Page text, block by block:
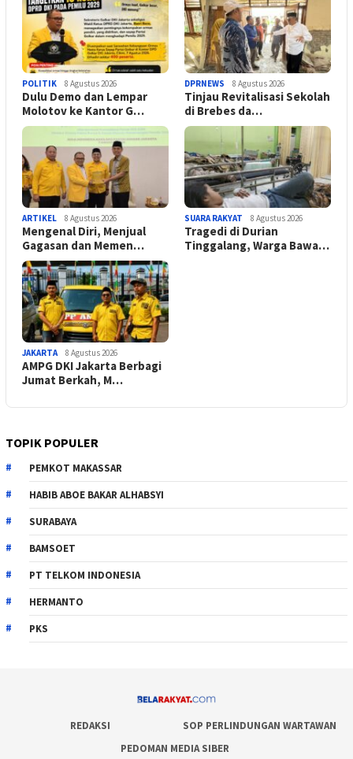
POLITIK 8 Agustus 2026
Dulu Demo dan Lempar
Molotov ke Kantor G…
DPRNEWS 8 Agustus 2026
Tinjau Revitalisasi Sekolah
di Brebes da…
ARTIKEL 8 Agustus 2026
Mengenal Diri, Menjual
Gagasan dan Memen…
SUARA RAKYAT 8 Agustus 2026
Tragedi di Durian
Tinggalang, Warga Bawa…
JAKARTA 8 Agustus 2026
AMPG DKI Jakarta Berbagi
Jumat Berkah, M…
TOPIK POPULER
PEMKOT MAKASSAR
HABIB ABOE BAKAR ALHABSYI
SURABAYA
BAMSOET
PT TELKOM INDONESIA
HERMANTO
PKS
REDAKSI
SOP PERLINDUNGAN WARTAWAN
PEDOMAN MEDIA SIBER